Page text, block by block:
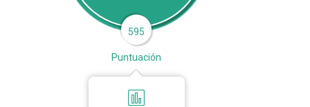
595
Puntuación